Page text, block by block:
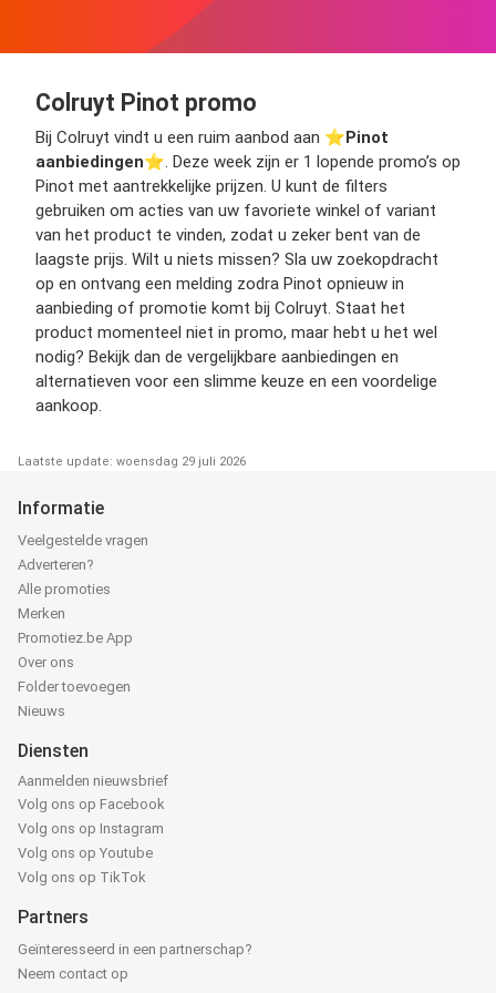
Colruyt Pinot promo
Bij Colruyt vindt u een ruim aanbod aan ⭐️Pinot
aanbiedingen⭐️. Deze week zijn er 1 lopende promo’s op
Pinot met aantrekkelijke prijzen. U kunt de filters
gebruiken om acties van uw favoriete winkel of variant
van het product te vinden, zodat u zeker bent van de
laagste prijs. Wilt u niets missen? Sla uw zoekopdracht
op en ontvang een melding zodra Pinot opnieuw in
aanbieding of promotie komt bij Colruyt. Staat het
product momenteel niet in promo, maar hebt u het wel
nodig? Bekijk dan de vergelijkbare aanbiedingen en
alternatieven voor een slimme keuze en een voordelige
aankoop.
Laatste update: woensdag 29 juli 2026
Informatie
Veelgestelde vragen
Adverteren?
Alle promoties
Merken
Promotiez.be App
Over ons
Folder toevoegen
Nieuws
Diensten
Aanmelden nieuwsbrief
Volg ons op Facebook
Volg ons op Instagram
Volg ons op Youtube
Volg ons op TikTok
Partners
Geïnteresseerd in een partnerschap?
Neem contact op